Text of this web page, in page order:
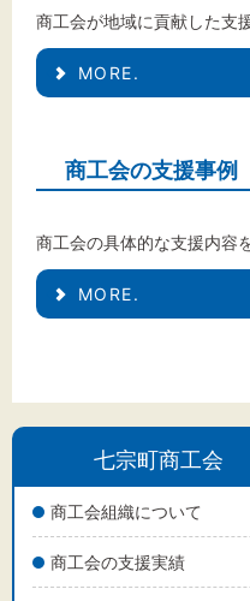
七宗町商工会
商工会組織について
商工会の支援実績
商工会が地域に貢献した支
MORE.
商工会の支援事例
商工会の具体的な支援内容
MORE.